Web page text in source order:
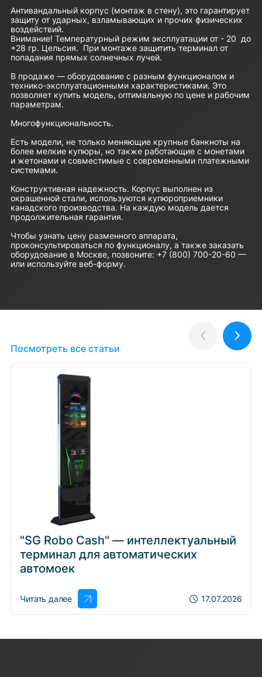
Антивандальный корпус (монтаж в стену), это гарантирует
защиту от ударных, взламывающих и прочих физических
воздействий.
Внимание! Температурный режим эксплуатации от - 20 до
+28 гр. Цельсия. При монтаже защитить терминал от
попадания прямых солнечных лучей.
В продаже — оборудование с разным функционалом и
технико-эксплуатационными характеристиками. Это
позволяет купить модель, оптимальную по цене и рабочим
параметрам.
Многофункциональность.
Есть модели, не только меняющие крупные банкноты на
более мелкие купюры, но также работающие с монетами
и жетонами и совместимые с современными платежными
системами.
Конструктивная надежность. Корпус выполнен из
окрашенной стали, используются купюроприемники
канадского производства. На каждую модель дается
продолжительная гарантия.
Чтобы узнать цену разменного аппарата,
проконсультироваться по функционалу, а также заказать
оборудование в Москве, позвоните: +7 (800) 700-20-60 —
или используйте веб-форму.
Посмотреть все статьи
Назад
"SG Robo Cash" — интеллектуальный
терминал для автоматических
автомоек
Читать далее 17.07.2026